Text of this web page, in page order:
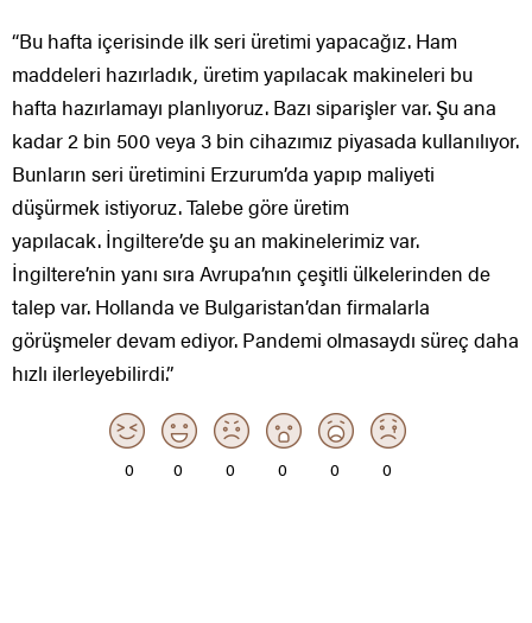
“Bu hafta içerisinde ilk seri üretimi yapacağız. Ham
maddeleri hazırladık, üretim yapılacak makineleri bu
hafta hazırlamayı planlıyoruz. Bazı siparişler var. Şu ana
kadar 2 bin 500 veya 3 bin cihazımız piyasada kullanılıyor.
Bunların seri üretimini Erzurum’da yapıp maliyeti
düşürmek istiyoruz. Talebe göre üretim
yapılacak. İngiltere’de şu an makinelerimiz var.
İngiltere’nin yanı sıra Avrupa’nın çeşitli ülkelerinden de
talep var. Hollanda ve Bulgaristan’dan firmalarla
görüşmeler devam ediyor. Pandemi olmasaydı süreç daha
hızlı ilerleyebilirdi.”
0 0 0 0 0 0